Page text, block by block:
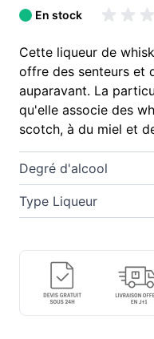
En stock
Cette liqueur de
offre des senteurs et
auparavant. La
qu'elle associe des
scotch, à du miel et
Degré d'alcool
Type Liqueur